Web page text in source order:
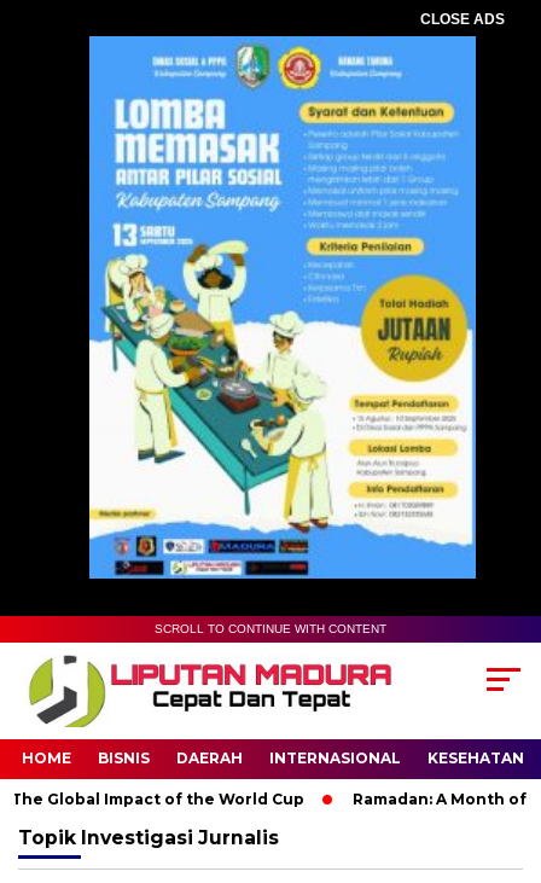
CLOSE ADS
SCROLL TO CONTINUE WITH CONTENT
HOME BISNIS DAERAH INTERNASIONAL KESEHATAN
Global Impact of the World Cup Ramadan: A Month of
Topik Investigasi Jurnalis